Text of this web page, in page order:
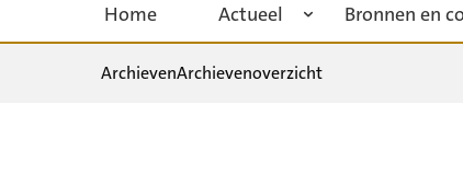
Home Actueel Bronnen en
ArchievenArchievenoverzicht